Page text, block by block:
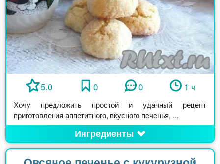
5.0 0 0 1 ч
Хочу предложить простой и удачный рецепт
приготовления аппетитного, вкусного печенья, ...
Ингредиенты